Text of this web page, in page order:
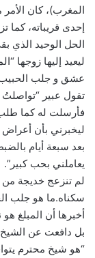
المغرب)، كان
إحدى قريباته، كما
الحل الوحيد الذي
ليعيد إليها زوجها
عشق و جلب
تقول عبير
فأرسلت له كما
ليخبرني بأن أعراض
بعد سبعة أيام
يعاملني بحب كبير”.
سكناه.ما هو جلب
أخبرها أن المبلغ
بل دافعت عن الشيخ
“هو شيخ محترم